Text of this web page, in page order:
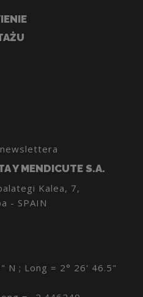
Y MENDICUTE S.A.
Kalea, 7,
- SPAIN
N ; Long = 2° 26' 46.5"